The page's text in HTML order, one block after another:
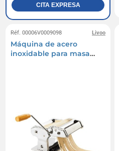
CITA EXPRESA
Livoo
Réf. 00006V0009098
Máquina de acero
inoxidable para masa